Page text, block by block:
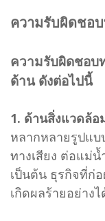
ความรับผิดชอ
ความรับผิดชอบ
ด้าน ดังต่อไปนี้
1. ด้านสิ่งแวดล้อ
หลากหลายรูปแบ
ทางเสียง ต่อแม่
เป็นต้น ธุรกิจที่ก่
เกิดผลร้ายอย่าง